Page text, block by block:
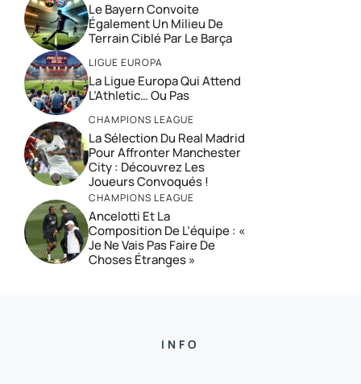
Le Bayern Convoite
Également Un Milieu De
Terrain Ciblé Par Le Barça
LIGUE EUROPA
La Ligue Europa Qui Attend
L’Athletic… Ou Pas
CHAMPIONS LEAGUE
La Sélection Du Real Madrid
Pour Affronter Manchester
City : Découvrez Les
Joueurs Convoqués !
CHAMPIONS LEAGUE
Ancelotti Et La
Composition De L’équipe : «
Je Ne Vais Pas Faire De
Choses Étranges »
INFO